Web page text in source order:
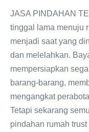
JASA PINDAHAN
tinggal lama menuju
menjadi saat yang
dan melelahkan.
mempersiapkan
barang-barang,
mengangkat
Tetapi sekarang
pindahan rumah